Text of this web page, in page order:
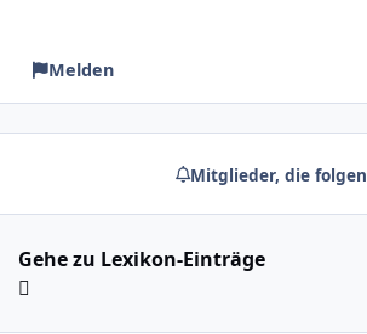
Melden
Mitglieder, die folgen
Gehe zu Lexikon-Einträge